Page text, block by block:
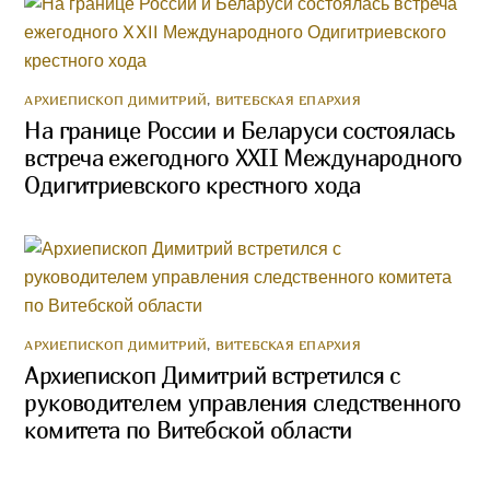
АРХИЕПИСКОП ДИМИТРИЙ, ВИТЕБСКАЯ ЕПАРХИЯ
На границе России и Беларуси состоялась
встреча ежегодного XXII Международного
Одигитриевского крестного хода
АРХИЕПИСКОП ДИМИТРИЙ, ВИТЕБСКАЯ ЕПАРХИЯ
Архиепископ Димитрий встретился с
руководителем управления следственного
комитета по Витебской области